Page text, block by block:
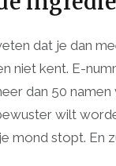
dat je dan
niet kent. E-
dan 50
wilt
mond stopt. En